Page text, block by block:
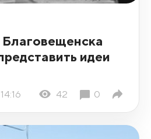
идеи
42 0